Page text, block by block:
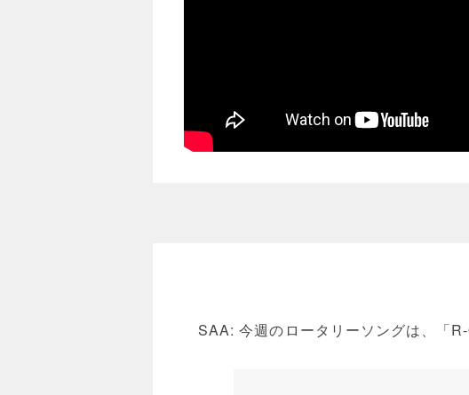
SAA: 今週のロータリーソングは、「